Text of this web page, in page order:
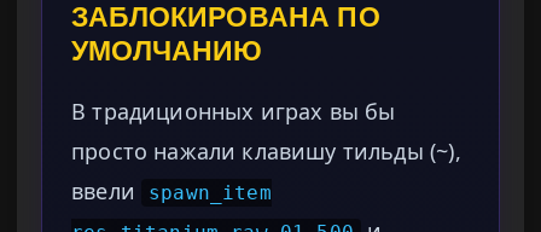
ЗАБЛОКИРОВАНА ПО
УМОЛЧАНИЮ
В традиционных играх вы бы
просто нажали клавишу тильды (~),
ввели
spawn_item